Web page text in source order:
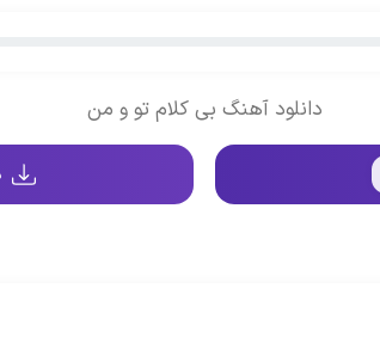
دانلود آهنگ بی کلام تو و من